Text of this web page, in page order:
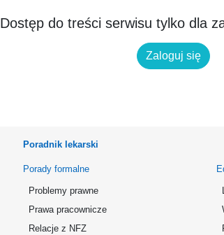
Dostęp do treści serwisu tylko dla
Zaloguj się
Poradnik lekarski
Porady formalne
Problemy prawne
Prawa pracownicze
Relacje z NFZ